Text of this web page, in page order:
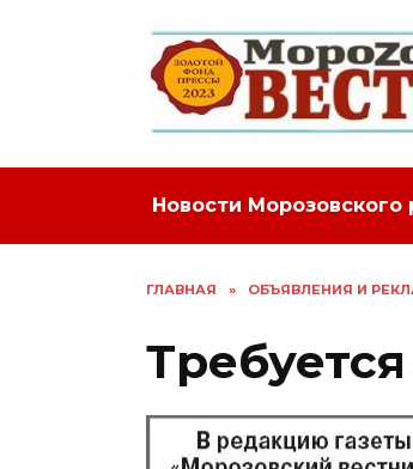
Новости Морозовского
ГЛАВНАЯ » ОБЪЯВЛЕНИЯ И